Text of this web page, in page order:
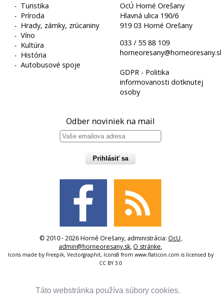
Táto webstránka používa súbory cookies.
- Turistika
- Príroda
- Hrady, zámky, zrúcaniny
-Víno
- Kultúra
- História
-Autobusové spoje
OcÚ Horné Orešany
Hlavná ulica 190/6
919 03 Horné Orešany
033 / 55 88 109
GDPR - Politika
informovanosti dotknutej
osoby
Odber noviniek na mail
Prihlásiť sa
© 2010 - 2026 Horné Orešany, administrácia: OcU,
admin@horneoresany.sk, O stránke,
Icons made by Freepik, Vectorgraphit, Icons8 from www.flaticon.com is licensed by
CC BY 3.0